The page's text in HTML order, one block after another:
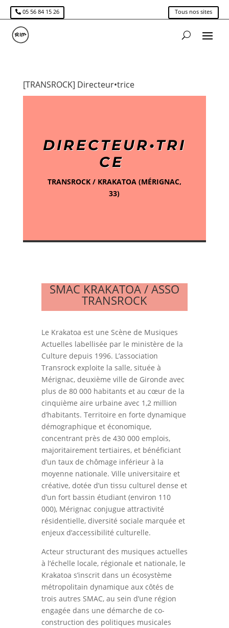
05 56 84 15 26 Tous nos sites
[TRANSROCK] Directeur•trice
DIRECTEUR•TRI
CE
TRANSROCK / KRAKATOA (MÉRIGNAC,
33)
SMAC KRAKATOA / ASSO
TRANSROCK
Le Krakatoa est une Scène de Musiques
Actuelles labellisée par le ministère de la
Culture depuis 1996. L’association
Transrock exploite la salle, située à
Mérignac, deuxième ville de Gironde avec
plus de 80 000 habitants et au cœur de la
cinquième aire urbaine avec 1,2 million
d’habitants. Territoire en forte dynamique
démographique et économique,
concentrant près de 430 000 emplois,
majoritairement tertiaires, et bénéficiant
d’un taux de chômage inférieur à la
moyenne nationale. Ville universitaire et
créative, dotée d’un tissu culturel dense et
d’un fort bassin étudiant (environ 110
000), Mérignac conjugue attractivité
résidentielle, diversité sociale marquée et
enjeux d’accessibilité culturelle.
Acteur structurant des musiques actuelles
à l’échelle locale, régionale et nationale, le
Krakatoa s’inscrit dans un écosystème
métropolitain dynamique aux côtés de
trois autres SMAC, au sein d’une région
engagée dans une démarche de co-
construction des politiques musicales